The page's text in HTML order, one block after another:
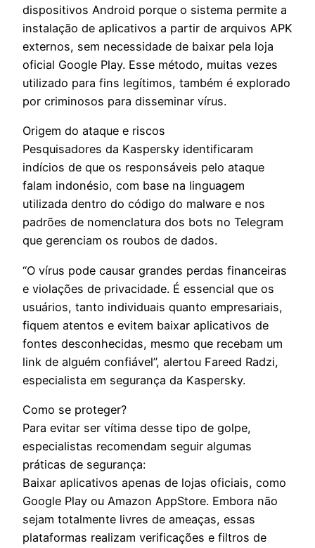
dispositivos Android porque o sistema permite a
instalação de aplicativos a partir de arquivos APK
externos, sem necessidade de baixar pela loja
oficial Google Play. Esse método, muitas vezes
utilizado para fins legítimos, também é explorado
por criminosos para disseminar vírus.
Origem do ataque e riscos
Pesquisadores da Kaspersky identificaram
indícios de que os responsáveis pelo ataque
falam indonésio, com base na linguagem
utilizada dentro do código do malware e nos
padrões de nomenclatura dos bots no Telegram
que gerenciam os roubos de dados.
“O vírus pode causar grandes perdas financeiras
e violações de privacidade. É essencial que os
usuários, tanto individuais quanto empresariais,
fiquem atentos e evitem baixar aplicativos de
fontes desconhecidas, mesmo que recebam um
link de alguém confiável”, alertou Fareed Radzi,
especialista em segurança da Kaspersky.
Como se proteger?
Para evitar ser vítima desse tipo de golpe,
especialistas recomendam seguir algumas
práticas de segurança:
Baixar aplicativos apenas de lojas oficiais, como
Google Play ou Amazon AppStore. Embora não
sejam totalmente livres de ameaças, essas
plataformas realizam verificações e filtros de